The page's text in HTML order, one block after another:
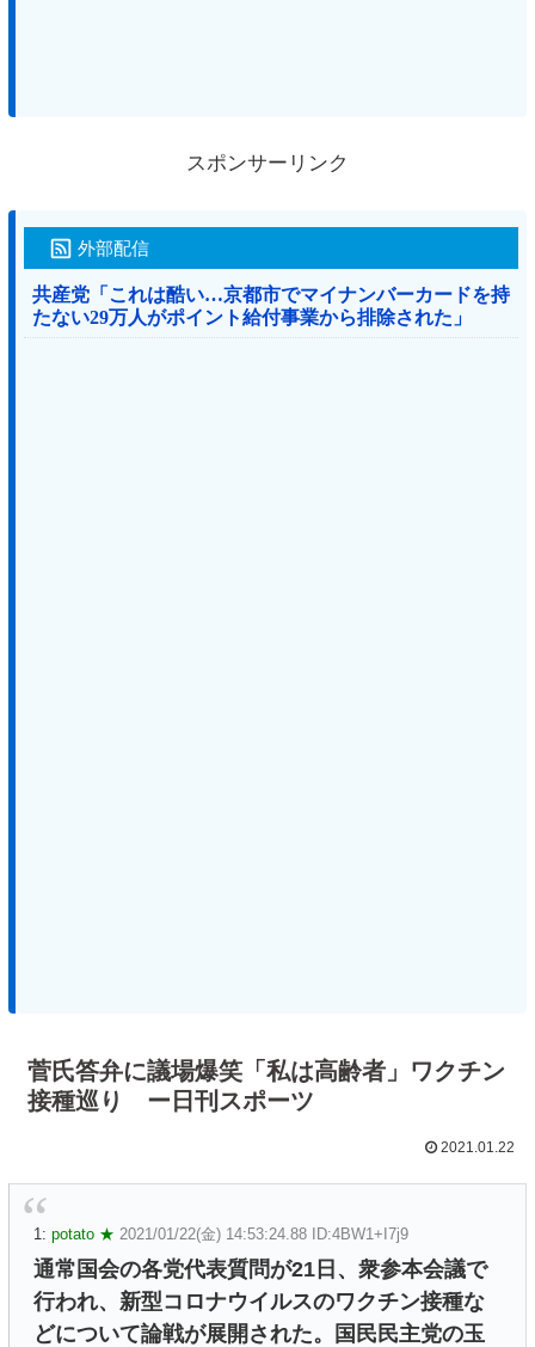
スポンサーリンク
外部配信
共産党「これは酷い…京都市でマイナンバーカードを持
たない29万人がポイント給付事業から排除された」
菅氏答弁に議場爆笑「私は高齢者」ワクチン
接種巡り ー日刊スポーツ
2021.01.22
1: potato ★ 2021/01/22(金) 14:53:24.88 ID:4BW1+I7j9
通常国会の各党代表質問が21日、衆参本会議で
行われ、新型コロナウイルスのワクチン接種な
どについて論戦が展開された。国民民主党の玉